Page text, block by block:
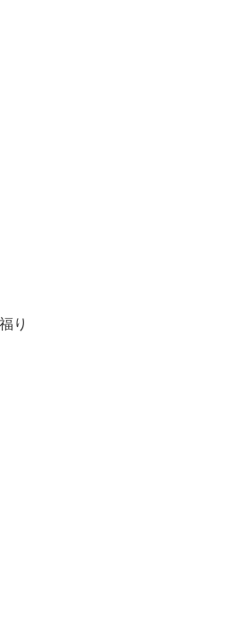
り